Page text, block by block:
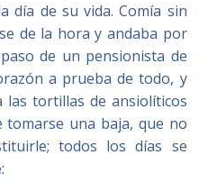
día de su vida. Comía sin
de la hora y andaba por
de un pensionista de
a prueba de todo, y
las tortillas de ansiolíticos
una baja, que no
todos los días se